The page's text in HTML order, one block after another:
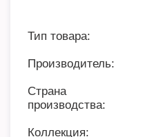
Тип товара:
Производитель:
Страна
производства:
Коллекция: